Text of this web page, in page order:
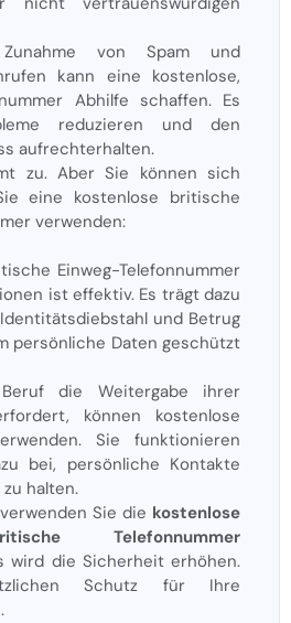
von Spam und
kann eine kostenlose,
Abhilfe schaffen. Es
reduzieren und den
aufrechterhalten.
zu. Aber Sie können sich
eine kostenlose britische
verwenden:
Einweg-Telefonnummer
ist effektiv. Es trägt dazu
und Betrug
persönliche Daten geschützt
die Weitergabe ihrer
können kostenlose
Sie funktionieren
bei, persönliche Kontakte
halten.
Sie die kostenlose
Telefonnummer
wird die Sicherheit erhöhen.
Schutz für Ihre